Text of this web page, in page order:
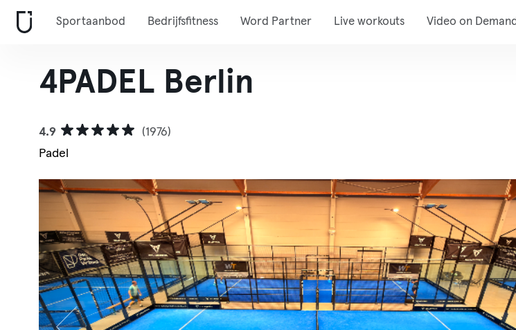
Sportaanbod Bedrijfsfitness Word Partner Live workouts Video on Demand
4PADEL Berlin
4.9
(1976)
Padel